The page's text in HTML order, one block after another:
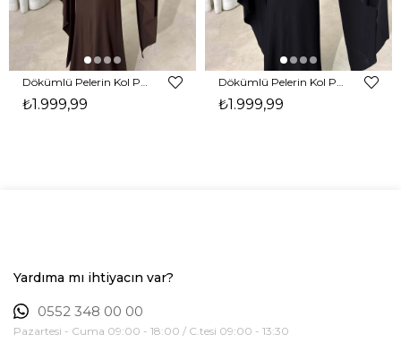
₺1.999,99 ₺1.999,99
Yardıma mı ihtiyacın var?
0552 348 00 00
Pazartesi - Cuma 09:00 - 18:00 / C.tesi 09:00 - 13:30